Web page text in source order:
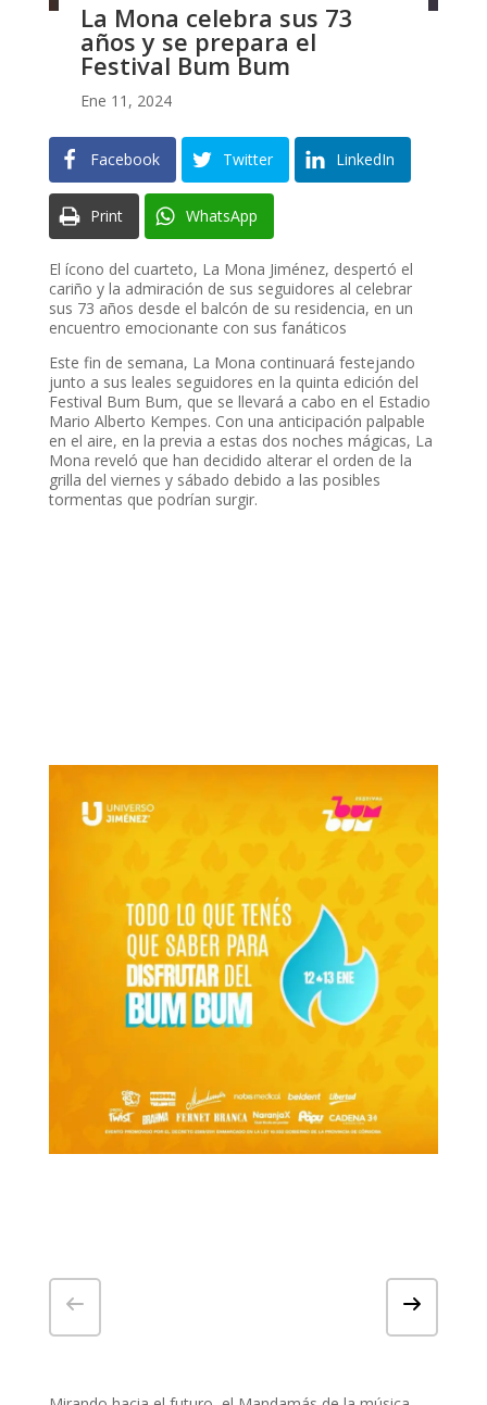
La Mona celebra sus 73
años y se prepara el
Festival Bum Bum
Ene 11, 2024
Facebook Twitter LinkedIn
Print WhatsApp
El ícono del cuarteto, La Mona Jiménez, despertó el
cariño y la admiración de sus seguidores al celebrar
sus 73 años desde el balcón de su residencia, en un
encuentro emocionante con sus fanáticos
Este fin de semana, La Mona continuará festejando
junto a sus leales seguidores en la quinta edición del
Festival Bum Bum, que se llevará a cabo en el Estadio
Mario Alberto Kempes. Con una anticipación palpable
en el aire, en la previa a estas dos noches mágicas, La
Mona reveló que han decidido alterar el orden de la
grilla del viernes y sábado debido a las posibles
tormentas que podrían surgir.